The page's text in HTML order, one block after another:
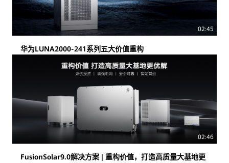
02:45
华为LUNA2000-241系列五大价值重构
02:46
FusionSolar9.0解决方案 | 重构价值，打造高质量大基地更